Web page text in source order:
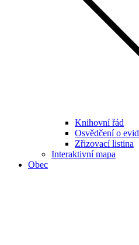
Knihovní řád
Osvědčení o
Zřizovací listina
Interaktivní mapa
Obec